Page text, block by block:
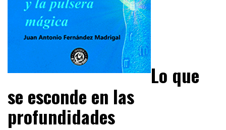
Lo que
se esconde en las
profundidades